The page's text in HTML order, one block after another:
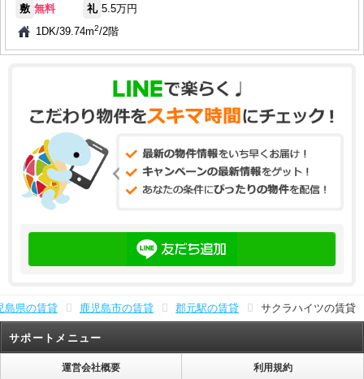
敷 無料 礼 5.5万円
1DK/39.74m2/2階
島県の賃貸 鹿児島市の賃貸 郡元駅の賃貸 サクラハイツの賃貸
サポートメニュー
運営会社概要 利用規約